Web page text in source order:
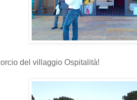
del villaggio Ospitalità!